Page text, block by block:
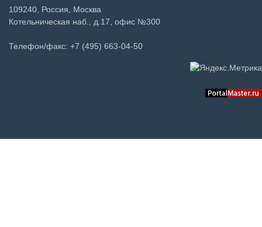
109240, Россия, Москва
Котельническая наб., д.17, офис №300
Телефон/факс: +7 (495) 663-04-50